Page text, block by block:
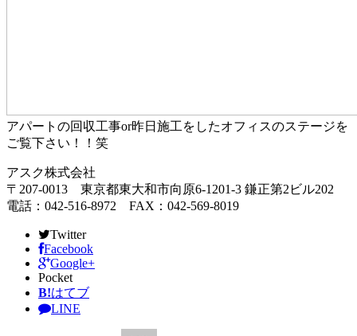
アパートの回収工事or昨日施工をしたオフィスのステージを
ご覧下さい！！笑
アスク株式会社
〒207-0013 東京都東大和市向原6-1201-3 鎌正第2ビル202
電話：042-516-8972 FAX：042-569-8019
Twitter
Facebook
Google+
Pocket
B!はてブ
LINE